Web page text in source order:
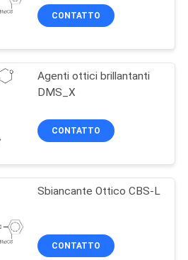
CONTATTO
Agenti ottici brillantanti
DMS_X
CONTATTO
Sbiancante Ottico CBS-L
CONTATTO